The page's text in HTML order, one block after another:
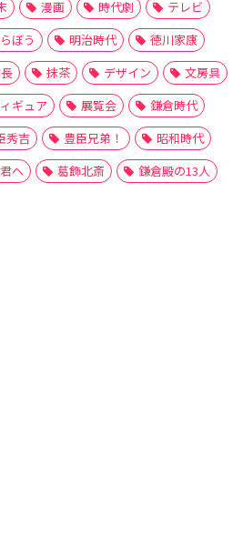
漫画 時代劇
テレビ
ぼう
明治時代
徳川家康
抹茶 デザイン
文房具
ギュア
展覧会
鎌倉時代
秀吉
豊臣兄弟！
昭和時代
へ
葛飾北斎 鎌倉殿の13人